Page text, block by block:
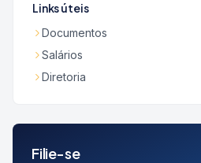
Links úteis
Documentos
Salários
Diretoria
Filie-se